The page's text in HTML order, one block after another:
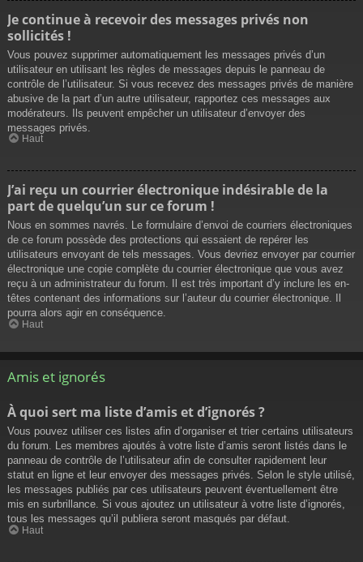
Je continue à recevoir des messages privés non
sollicités !
Vous pouvez supprimer automatiquement les messages privés d’un
utilisateur en utilisant les règles de messages depuis le panneau de
contrôle de l’utilisateur. Si vous recevez des messages privés de manière
abusive de la part d’un autre utilisateur, rapportez ces messages aux
modérateurs. Ils peuvent empêcher un utilisateur d’envoyer des
messages privés.
Haut
J’ai reçu un courrier électronique indésirable de la
part de quelqu’un sur ce forum !
Nous en sommes navrés. Le formulaire d’envoi de courriers électroniques
de ce forum possède des protections qui essaient de repérer les
utilisateurs envoyant de tels messages. Vous devriez envoyer par courrier
électronique une copie complète du courrier électronique que vous avez
reçu à un administrateur du forum. Il est très important d’y inclure les en-
têtes contenant des informations sur l’auteur du courrier électronique. Il
pourra alors agir en conséquence.
Haut
Amis et ignorés
À quoi sert ma liste d’amis et d’ignorés ?
Vous pouvez utiliser ces listes afin d’organiser et trier certains utilisateurs
du forum. Les membres ajoutés à votre liste d’amis seront listés dans le
panneau de contrôle de l’utilisateur afin de consulter rapidement leur
statut en ligne et leur envoyer des messages privés. Selon le style utilisé,
les messages publiés par ces utilisateurs peuvent éventuellement être
mis en surbrillance. Si vous ajoutez un utilisateur à votre liste d’ignorés,
tous les messages qu’il publiera seront masqués par défaut.
Haut